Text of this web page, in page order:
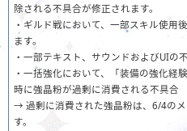
除される不具合が修正されます。
・ギルド戦において、一部スキル使用
ます。
・一部テキスト、サウンドおよびUIの
・一括強化において、「装備の強化経
時に強晶粉が過剰に消費される不具合
→ 過剰に消費された強晶粉は、6/4の
す。